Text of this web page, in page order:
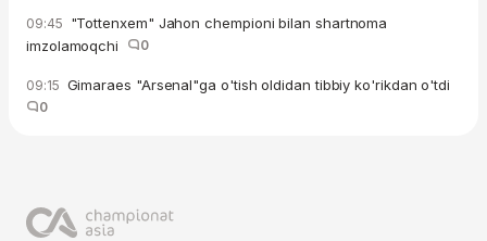
09:45 "Tottenxem" Jahon chempioni bilan shartnoma
imzolamoqchi
0
09:15 Gimaraes "Arsenal"ga o'tish oldidan tibbiy ko'rikdan o'tdi
0